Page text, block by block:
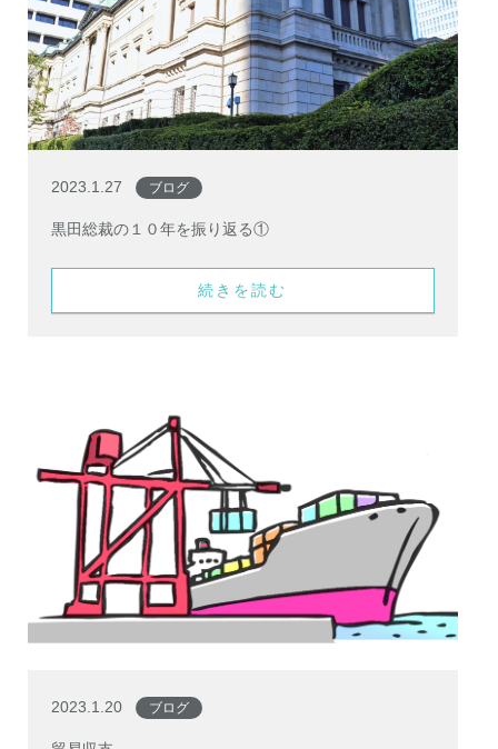
2023.1.27 ブログ
黒田総裁の１０年を振り返る①
続きを読む
2023.1.20 ブログ